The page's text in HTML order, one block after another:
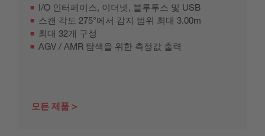
I/O 인터페이스, 이더넷, 블루투스 및 USB
스캔 각도 275°에서 감지 범위 최대 3.00m
최대 32개 구성
AGV / AMR 탐색을 위한 측정값 출력
모든 제품